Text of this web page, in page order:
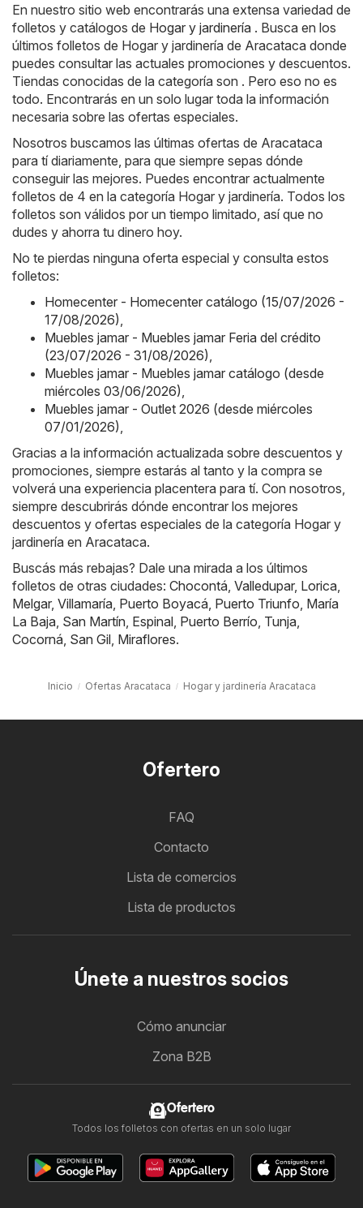
En nuestro sitio web encontrarás una extensa variedad de
folletos y catálogos de Hogar y jardinería . Busca en los
últimos folletos de Hogar y jardinería de Aracataca donde
puedes consultar las actuales promociones y descuentos.
Tiendas conocidas de la categoría son . Pero eso no es
todo. Encontrarás en un solo lugar toda la información
necesaria sobre las ofertas especiales.
Nosotros buscamos las últimas ofertas de Aracataca
para tí diariamente, para que siempre sepas dónde
conseguir las mejores. Puedes encontrar actualmente
folletos de 4 en la categoría Hogar y jardinería. Todos los
folletos son válidos por un tiempo limitado, así que no
dudes y ahorra tu dinero hoy.
No te pierdas ninguna oferta especial y consulta estos
folletos:
Homecenter - Homecenter catálogo (15/07/2026 -
17/08/2026)
Muebles jamar - Muebles jamar Feria del crédito
(23/07/2026 - 31/08/2026)
Muebles jamar - Muebles jamar catálogo (desde
miércoles 03/06/2026)
Muebles jamar - Outlet 2026 (desde miércoles
07/01/2026)
Gracias a la información actualizada sobre descuentos y
promociones, siempre estarás al tanto y la compra se
volverá una experiencia placentera para tí. Con nosotros,
siempre descubrirás dónde encontrar los mejores
descuentos y ofertas especiales de la categoría Hogar y
jardinería en Aracataca.
Buscás más rebajas? Dale una mirada a los últimos
folletos de otras ciudades: Chocontá Valledupar, Lorica
Melgar, Villamaría Puerto Boyacá Puerto Triunfo María
La Baja San Martín Espinal Puerto Berrío Tunja
Cocorná San Gil Miraflores.
Inicio Ofertas Aracataca Hogar y jardinería Aracataca
Ofertero
FAQ
Contacto
Lista de comercios
Lista de productos
Únete a nuestros socios
Cómo anunciar
Zona B2B
Ofertero
Todos los folletos con ofertas en un solo lugar